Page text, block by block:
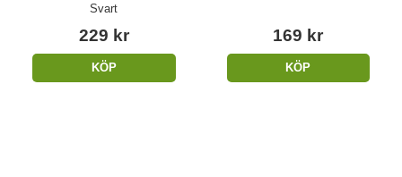
Svart
229 kr
KÖP
169 kr
KÖP